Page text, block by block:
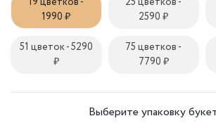
1990 ₽
2590 ₽
51 цветок - 5290
₽
75 цветков -
7790 ₽
Выберите упаковку